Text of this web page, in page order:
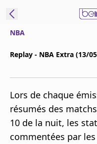
Replays
Podcasts
En Direct
NBA
Replay - NBA Extra (13/
Lors de chaque
résumés des
10 de la nuit, les
commentées par